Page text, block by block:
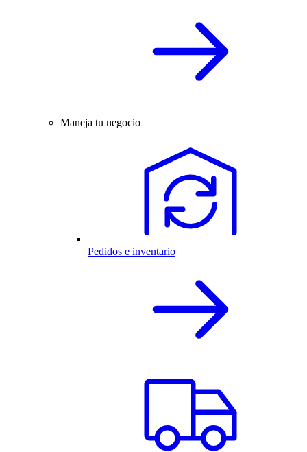
Maneja tu negocio
Pedidos e inventario